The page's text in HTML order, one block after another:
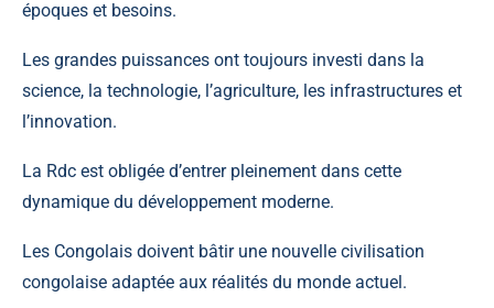
époques et besoins.
Les grandes puissances ont toujours investi dans la
science, la technologie, l’agriculture, les infrastructures et
l’innovation.
La Rdc est obligée d’entrer pleinement dans cette
dynamique du développement moderne.
Les Congolais doivent bâtir une nouvelle civilisation
congolaise adaptée aux réalités du monde actuel.